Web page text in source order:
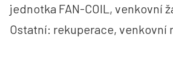
jednotka FAN-COIL, venkovní
Ostatní: rekuperace, venkovní